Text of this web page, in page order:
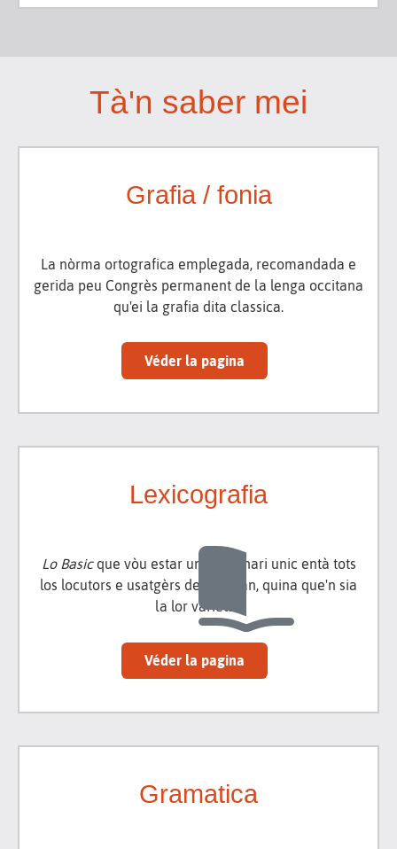
Tà'n saber mei
Grafia / fonia
La nòrma ortografica emplegada, recomandada e
gerida peu Congrès permanent de la lenga occitana
qu'ei la grafia dita classica.
Véder la pagina
Lexicografia
Lo Basicque vòu estar un diccionari unic entà tots
los locutors e usatgèrs de l'occitan, quina que'n sia
la lor varietat.
Véder la pagina
Gramatica